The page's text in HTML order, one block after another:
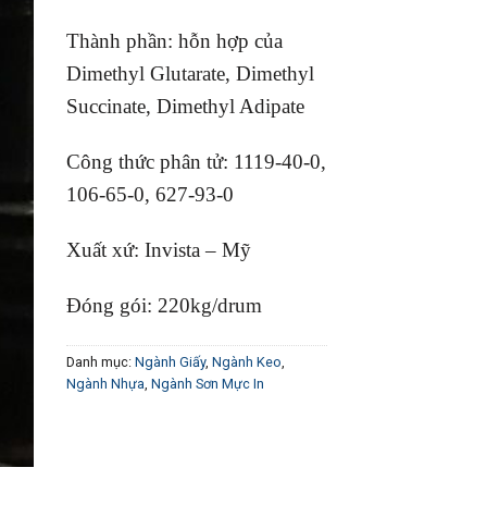
Thành phần: hỗn hợp của
Dimethyl Glutarate, Dimethyl
Succinate, Dimethyl Adipate
Công thức phân tử: 1119-40-0,
106-65-0, 627-93-0
Xuất xứ: Invista – Mỹ
Đóng gói: 220kg/drum
Danh mục: Ngành Giấy, Ngành Keo
Ngành Nhựa Ngành Sơn Mực In